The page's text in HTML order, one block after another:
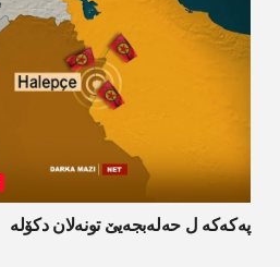
پەکەکە ل حەلەبجەیێ تونەلان دکۆلە